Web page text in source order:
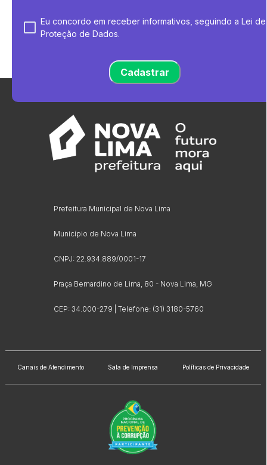
Eu concordo em receber informativos, seguindo a Lei de
Proteção de Dados.
Cadastrar
Prefeitura Municipal de Nova Lima
Município de Nova Lima
CNPJ: 22.934.889/0001-17
Praça Bernardino de Lima, 80 - Nova Lima, MG
CEP: 34.000-279 | Telefone: (31) 3180-5760
Canais de Atendimento Sala de Imprensa Políticas de Privacidade